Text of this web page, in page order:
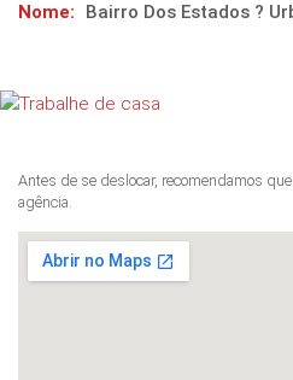
Nome:
Bairro Dos Estados ?
Antes de se deslocar, recomendamos
agência.